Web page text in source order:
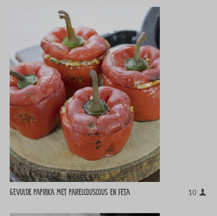
Gevulde paprika met parelcouscous en feta 10